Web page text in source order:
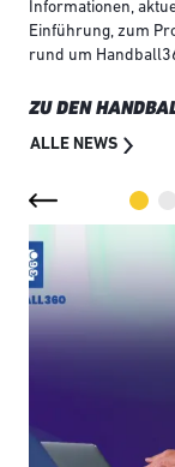
Informationen,
Einführung, zum
rund um
ZU DEN
ALLE NEWS